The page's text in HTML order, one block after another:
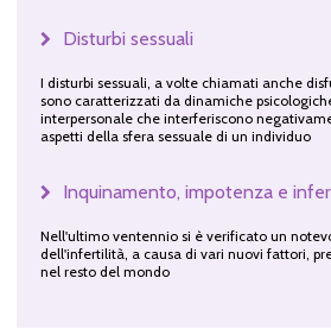
Disturbi sessuali
I disturbi sessuali, a volte chiamati anche
sono caratterizzati da dinamiche
interpersonale che interferiscono
aspetti della sfera sessuale di un individuo
Inquinamento, impotenza e
Nell'ultimo ventennio si è verificato un
dell'infertilità, a causa di vari nuovi fattori,
nel resto del mondo